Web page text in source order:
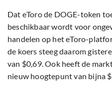
Dat eToro de DOGE-token
beschikbaar wordt voor
handelen op het eToro-
de koers steeg daarom
van $0,69. Ook heeft de
nieuw hoogtepunt van bijna